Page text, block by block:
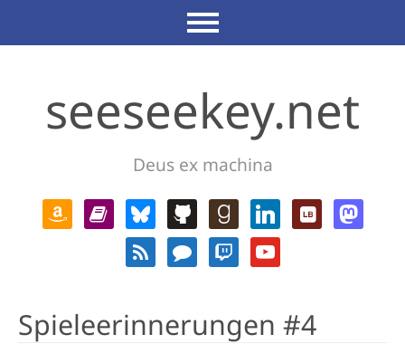
seeseekey.net
Deus ex machina
Spieleerinnerungen #4